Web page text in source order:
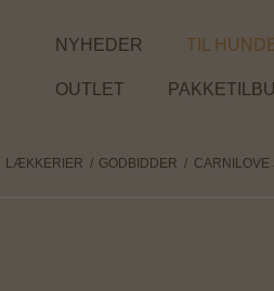
NYHEDER TIL
OUTLET
LÆKKERIER / GODBIDDER / CARNILOVE